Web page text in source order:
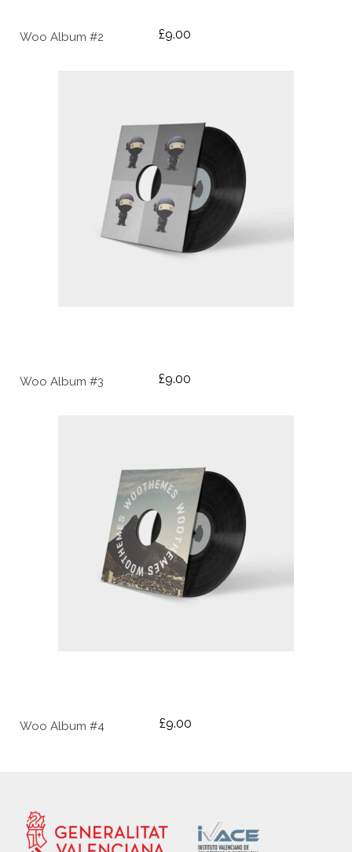
Woo Album #2 £9.00
Woo Album #3 £9.00
AÑADIR AL CARRITO
Woo Album #4 £9.00
AÑADIR AL CARRITO